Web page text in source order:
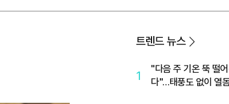
트렌드 뉴스
1
"다음 주 기온 뚝 떨
다"…태풍도 없이 열